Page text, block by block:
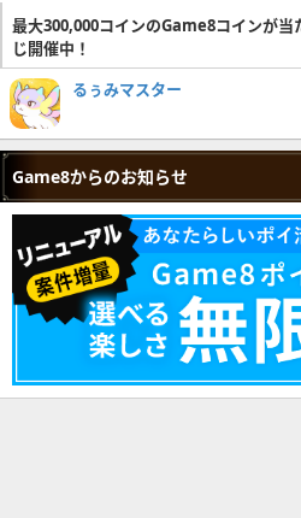
最大300,000コインのGame8コインが当
じ開催中！
るぅみマスター
Game8からのお知らせ